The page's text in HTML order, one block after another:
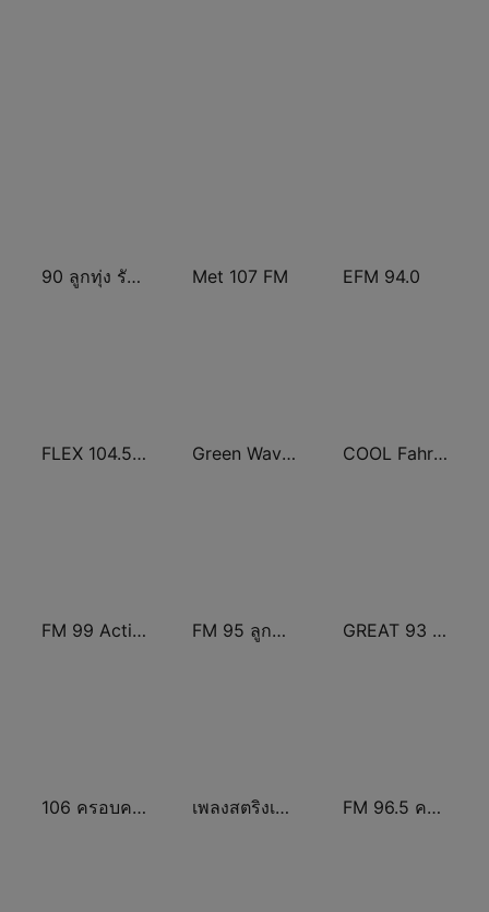
90 ลูกทุ่ง รักไทย Met 107 FM EFM 94.0
FLEX 104.5 FM Green Wave 106.5 FM COOL Fahrenheit 93 FM
FM 99 Active Radio FM 95 ลูกทุ่งมหานคร อสมท GREAT 93 | ONLINE
106 ครอบครัวข่าว เพลงสตริงเก่า Eingdoi Radio FM 96.5 คลื่นความคิด Thinking Radio